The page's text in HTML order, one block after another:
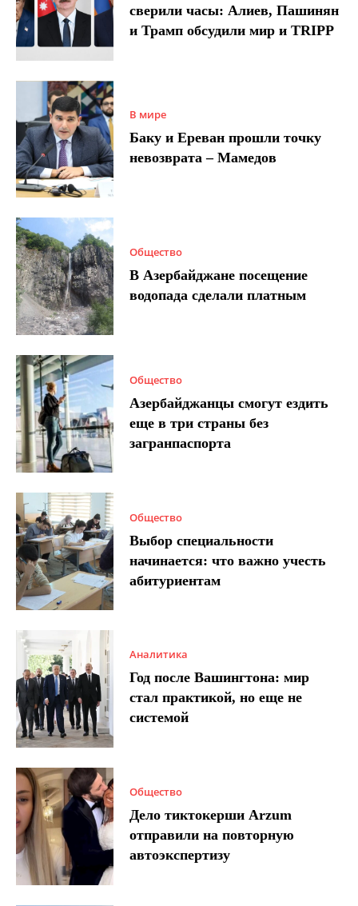
сверили часы: Алиев, Пашинян
и Трамп обсудили мир и TRIPP
В мире
Баку и Ереван прошли точку
невозврата – Мамедов
Общество
В Азербайджане посещение
водопада сделали платным
Общество
Азербайджанцы смогут ездить
еще в три страны без
загранпаспорта
Общество
Выбор специальности
начинается: что важно учесть
абитуриентам
Аналитика
Год после Вашингтона: мир
стал практикой, но еще не
системой
Общество
Дело тиктокерши Arzum
отправили на повторную
автоэкспертизу